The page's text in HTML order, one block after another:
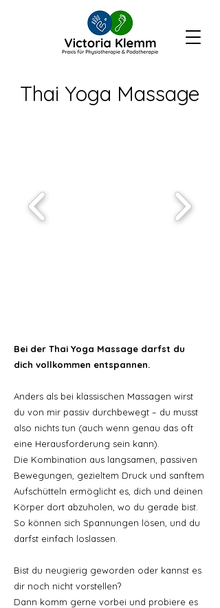
Thai Yoga Massage
Bei der Thai Yoga Massage darfst du
dich vollkommen entspannen.
Anders als bei klassischen Massagen wirst
du von mir passiv durchbewegt – du musst
also nichts tun (auch wenn genau das oft
eine Herausforderung sein kann).
Die Kombination aus langsamen, passiven
Bewegungen, gezieltem Druck und sanftem
Aufschütteln ermöglicht es, dich und deinen
Körper dort abzuholen, wo du gerade bist.
So können sich Spannungen lösen, und du
darfst einfach loslassen.
Bist du neugierig geworden oder kannst es
dir noch nicht vorstellen?
Dann komm gerne vorbei und probiere es